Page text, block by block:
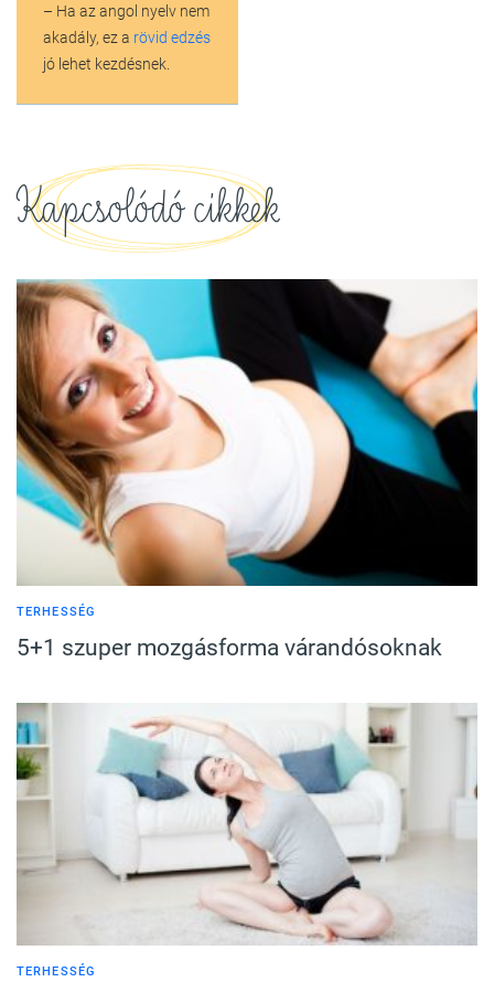
– Ha az angol nyelv nem
akadály, ez a rövid edzés
jó lehet kezdésnek.
Kapcsolódó cikkek
TERHESSÉG
5+1 szuper mozgásforma várandósoknak
TERHESSÉG